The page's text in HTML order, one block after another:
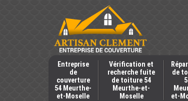
Entreprise
de
couverture
54 Meurthe-
et-Moselle
Vérification et
recherche fuite
de toiture 54
Meurthe-et-
Moselle
de
et-